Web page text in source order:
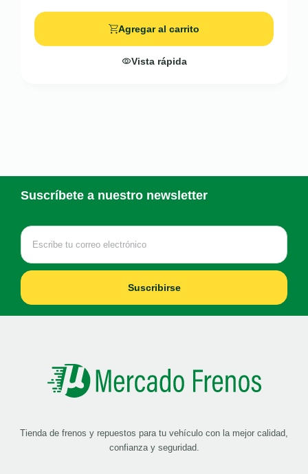
Agregar al carrito
Vista rápida
Suscríbete a nuestro newsletter
Suscribirse
Tienda de frenos y repuestos para tu vehículo con la mejor calidad,
confianza y seguridad.